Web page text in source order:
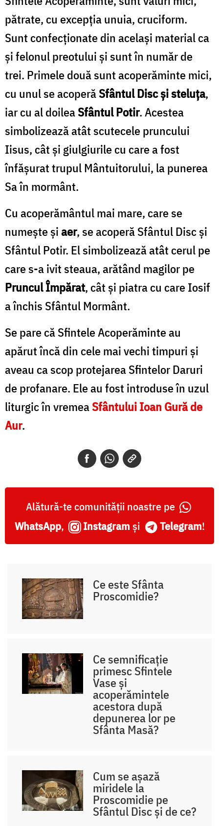
pătrate, cu excepţia unuia, cruciform.
Sunt confecţionate din acelaşi material ca
şi felonul preotului şi sunt în număr de
trei. Primele două sunt acoperăminte mici,
cu unul se acoperăSfântul Disc şi steluţa,
iar cu al doileaSfântul Potir. Acestea
simbolizează atât scutecele pruncului
Iisus, cât şi giulgiurile cu care a fost
înfăşurat trupul Mântuitorului, la punerea
Sa în mormânt.
Cu acoperământul mai mare, care se
numeşte şiaer, se acoperă Sfântul Disc şi
Sfântul Potir. El simbolizează atât cerul pe
care s-a ivit steaua, arătând magilor pe
Pruncul Împărat, cât şi piatra cu care Iosif
a închis Sfântul Mormânt.
Se pare că Sfintele Acoperăminte au
apărut încă din cele mai vechi timpuri şi
aveau ca scop protejarea Sfintelor Daruri
de profanare. Ele au fost introduse în uzul
liturgic în vremeaSfântului Ioan Gură de
Aur.
Alătură-te comunității noastre pe
WhatsApp, Instagram și Telegram!
Ce este Sfânta
Proscomidie?
Ce semnificație
primesc Sfintele
Vase și
acoperămintele
acestora după
depunerea lor pe
Sfânta Masă?
Cum se așază
miridele la
Proscomidie pe
Sfântul Disc și de ce?